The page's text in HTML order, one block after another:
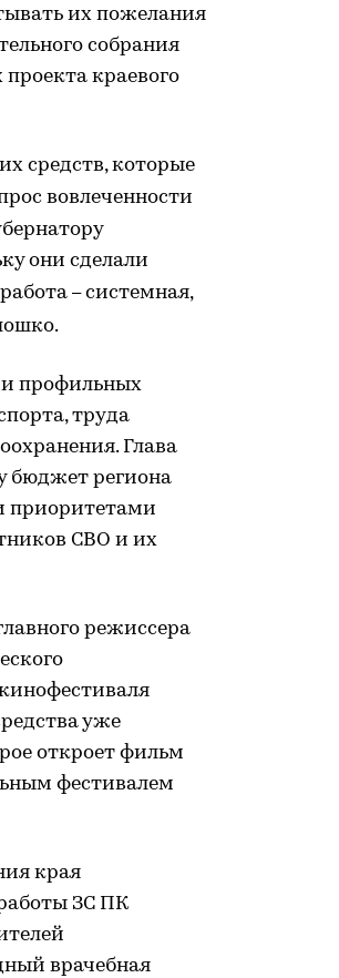
их пожелания
собрания
краевого
средств, которые
вовлеченности
они сделали
–системная,
и профильных
труда
Глава
бюджет региона
приоритетами
СВО и их
режиссера
уже
откроет фильм
фестивалем
края
ЗС ПК
врачебная